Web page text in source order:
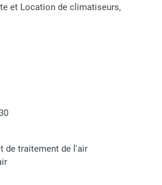
et Location de climatiseurs,
de traitement de l'air